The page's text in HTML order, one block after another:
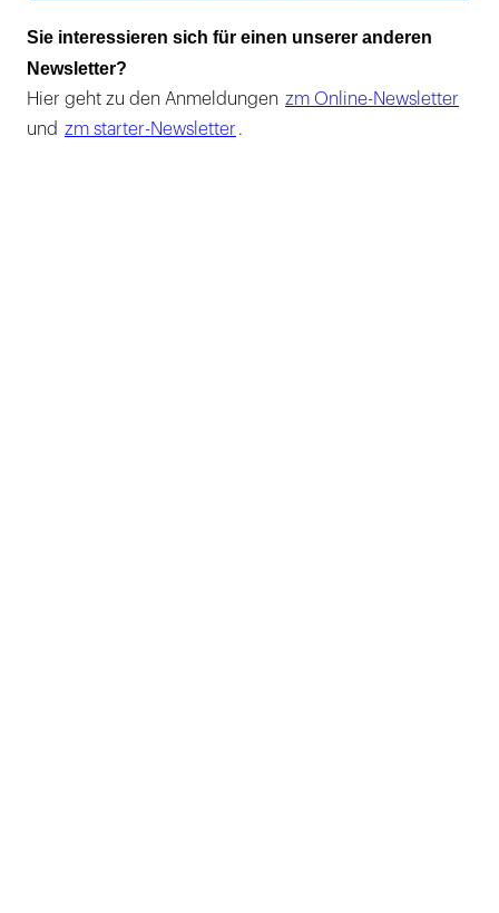
Sie interessieren sich für einen unserer anderen
Newsletter?
Hier geht zu den Anmeldungen zm Online-Newsletter
und zm starter-Newsletter .